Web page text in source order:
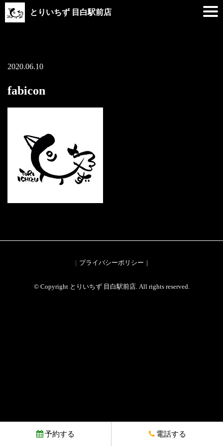
とりいちず 目白駅前店
2020.06.10
fabicon
プライバシーポリシー
© Copyright とりいちず 目白駅前店. All rights reserved.
予約する 電話する